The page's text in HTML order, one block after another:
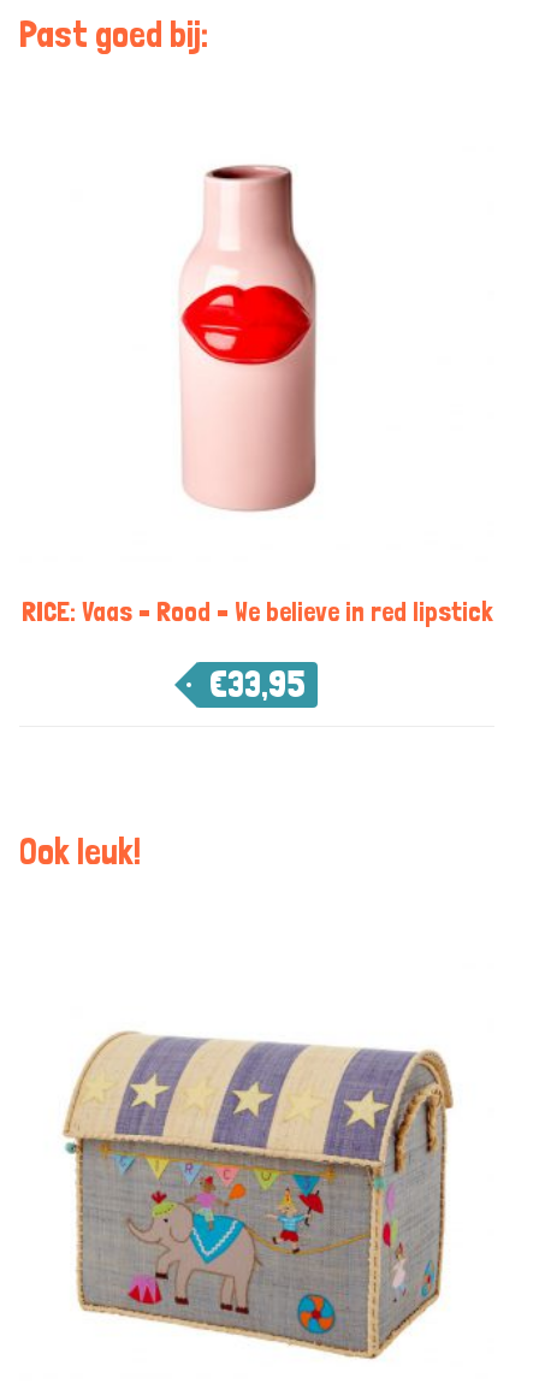
Past goed bij:
RICE: Vaas – Rood – We believe in red lipstick
€33,95
Ook leuk!